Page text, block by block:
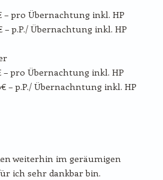
– pro Übernachtung inkl. HP
p.P./ Übernachtung inkl. HP
– pro Übernachtung inkl. HP
– p.P./ Übernachntung inkl. HP
weiterhin im geräumigen
ich sehr dankbar bin.